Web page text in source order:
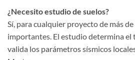
¿Necesito estudio de suelos?
Sí, para cualquier proyecto de más
importantes. El estudio determina el
valida los parámetros sísmicos